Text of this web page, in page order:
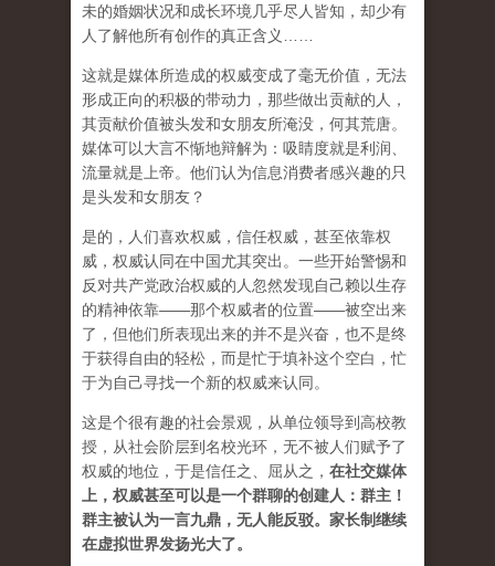
未的婚姻状况和成长环境几乎尽人皆知，却少有
人了解他所有创作的真正含义……
这就是媒体所造成的权威变成了毫无价值，无法
形成正向的积极的带动力，那些做出贡献的人，
其贡献价值被头发和女朋友所淹没，何其荒唐。
媒体可以大言不惭地辩解为：吸睛度就是利润、
流量就是上帝。他们认为信息消费者感兴趣的只
是头发和女朋友？
是的，人们喜欢权威，信任权威，甚至依靠权
威，权威认同在中国尤其突出。一些开始警惕和
反对共产党政治权威的人忽然发现自己赖以生存
的精神依靠——那个权威者的位置——被空出来
了，但他们所表现出来的并不是兴奋，也不是终
于获得自由的轻松，而是忙于填补这个空白，忙
于为自己寻找一个新的权威来认同。
这是个很有趣的社会景观，从单位领导到高校教
授，从社会阶层到名校光环，无不被人们赋予了
权威的地位，于是信任之、屈从之， 在社交媒体
上，权威甚至可以是一个群聊的创建人：群主！
群主被认为一言九鼎，无人能反驳。家长制继续
在虚拟世界发扬光大了。